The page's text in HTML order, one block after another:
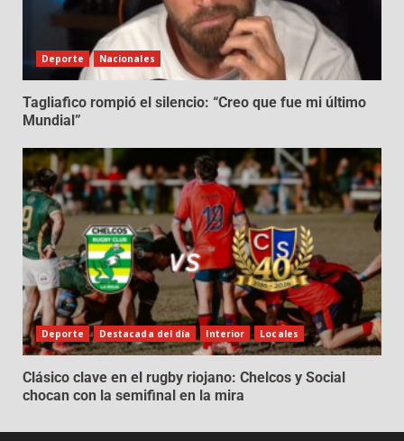
Deporte Nacionales
Tagliafico rompió el silencio: “Creo que fue mi último
Mundial”
Deporte Destacada del día Interior Locales
Clásico clave en el rugby riojano: Chelcos y Social
chocan con la semifinal en la mira